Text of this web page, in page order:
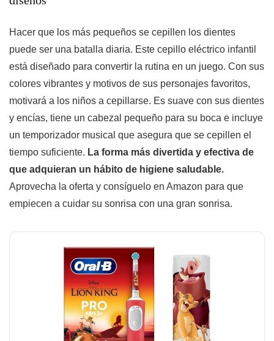
Hacer que los más pequeños se cepillen los dientes
puede ser una batalla diaria. Este cepillo eléctrico infantil
está diseñado para convertir la rutina en un juego. Con sus
colores vibrantes y motivos de sus personajes favoritos,
motivará a los niños a cepillarse. Es suave con sus dientes
y encías, tiene un cabezal pequeño para su boca e incluye
un temporizador musical que asegura que se cepillen el
tiempo suficiente. La forma más divertida y efectiva de
que adquieran un hábito de higiene saludable.
Aprovecha la oferta y consíguelo en Amazon para que
empiecen a cuidar su sonrisa con una gran sonrisa.